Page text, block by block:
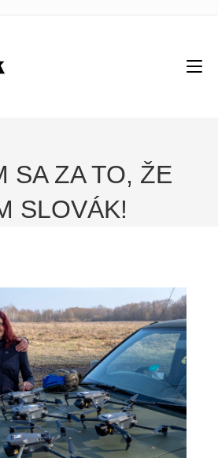
SA ZA TO, ŽE
SLOVÁK!